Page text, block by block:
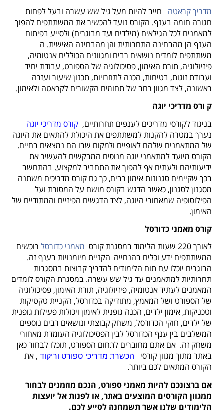
מדריך קראטה חייב להיות מעל גיל שש עשרה ובעל לפחות
חגורה חומה בענף. הקורס נועד להכשיר את המשתתפים להפוך
למאמנים לכל הגילאים (מילדים ועד מבוגרים) ולסייע בפיתוח
הענף הן מהבחינה התחרותית והן מהבחינה האישית. ה
משתתפים לומדים נושאים רבים ומגוונים הכוללים אנטומיה,
פיזיולוגיה, תורת האימון, פסיכולוגיה של הספורט, עבודת יחיד
ועבודת זוגות, בטיחות, הכנה לתחרויות, תכנון שיעור ועזרה
ראשונה, לצד מגוון רחב של תחומים הקשורים לקראטה ולאימון.
ק ורס מדריכי יוגה
בניגוד לקורסי מדריכים לענפים תחרותיים, קורס מדריכי יוגה
נערך במטרה להקנות למשתתפים את היכולת להתאים את היוגה
של המתאמנים שלהם לאופיים ולמקום שבו הם נמצאים בחיים.
הקורס מיועד למתאמני יוגה מנוסים המבקשים להעשיר את
ידיעותיהם ולעתים אף להפוך את התחביב למקצוע. בהתחשב
בכך שקיימים סגנונות אימון רבים, כך גם קורס מדריכים משתנה
מסגנון לסגנון, כאשר הדגש בקורס מושם על המסורת ועל
הפילוסופיה שמאחורי היוגה, לצד הדגשים הפיזיים והמתודיים של
האימון.
קורס מאמני כדורסל
לאורך 220 שעות הלימוד במסגרת קורס
מאמני כדורסל רוכשים
המשתתפים ידע וכלים בהנחייה והקניית מיומנויות בענף זה.
הבוגרים יוכלו עם תום הלימודים להדריך קבוצות במסגרות
תחרותיות למתאמנים עד גיל שש עשרה. במסגרת הקורס לומדים
המאמנים לעתיד אנטומיה, פיזיולוגיה, תורת האימון, פסיכולוגיה
של הספורט ושל המאמץ, מתודיקה בכדורסל, הקניית טקטיקות
וטכניקות, אימון ילדים, הכנה גופנית לאימון ויכולות פעילות גופנית
של ילדים, חוקי הכדורסל, משחק קבוצתי ונושאים רבים נוספים
המשלבים בין ענף הכדורסל לבין הפסיכולוגיה העומדת מאחורי
משחק זה. אם אתם מחוברים לתחום הספורט, תוכלו לבחור כאן
באתר מתוך מגוון קורסי
הכשרת מדריכי ספורט וריקוד , את
הקורס המתאים לכם ביותר.
אם ברצונכם להיות מאמני ספורט, הנכם מוזמנים לבחור
ממגוון הקורסים המוצעים באתר, או לפנות אל יועצות
הלימודים שלנו אשר תשמחנה לסייע לכם.